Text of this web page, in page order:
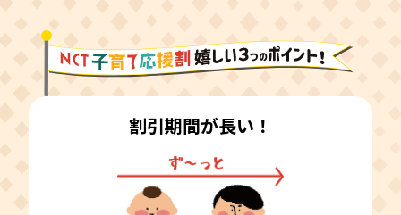
割引期間が長い！